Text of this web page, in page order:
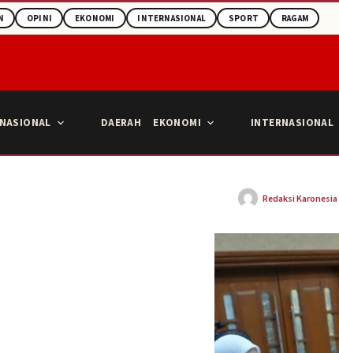
OPINI EKONOMI INTERNASIONAL SPORT RAGAM
NASIONAL DAERAH EKONOMI INTERNASIONAL
Redaksi Karonesia